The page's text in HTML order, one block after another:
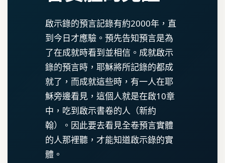
啟示錄的預言記錄有約2000年，直
到今日才應驗。預先告知預言是為
了在成就時看到並相信。成就啟示
錄的預言時，耶穌將所記錄的都成
就了，而成就這些時，有一人在耶
穌旁邊看見，這個人就是在啟10章
中，吃到啟示書卷的人（新約
翰）。因此要去看見全卷預言實體
的人那裡聽，才能知道啟示錄的實
體。